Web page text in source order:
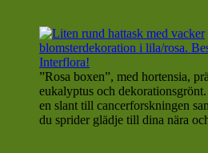
”Rosa boxen”, med hortensia,
eukalyptus och
en slant till cancerforskningen
du sprider glädje till dina nära